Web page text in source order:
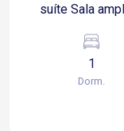
suíte Sala
vagas de garagem
planejados
1
Dorm.